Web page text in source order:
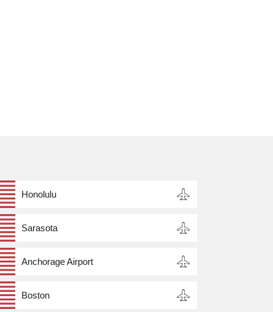
Honolulu
Sarasota
Anchorage Airport
Boston